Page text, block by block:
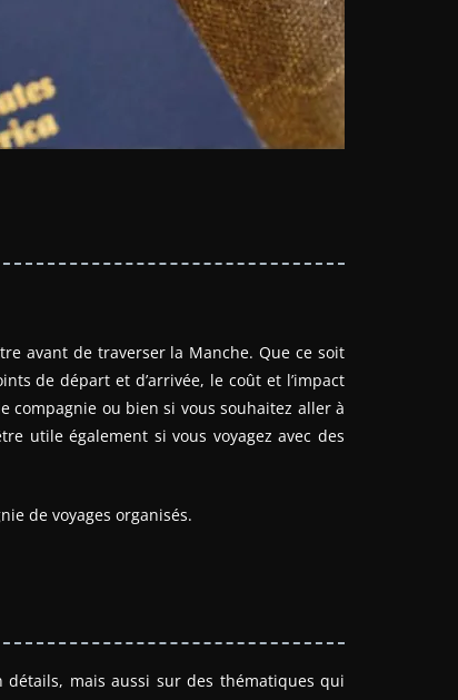
avant de traverser la Manche. Que ce soit
de départ et d’arrivée, le coût et l’impact
compagnie ou bien si vous souhaitez aller à
utile également si vous voyagez avec des
de voyages organisés.
mais aussi sur des thématiques qui